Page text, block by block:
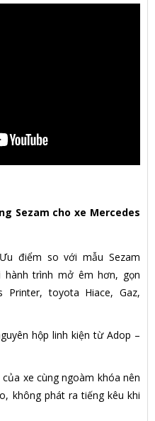
Sezam cho xe Mercedes
điểm so với mẫu Sezam
hành trình mở êm hơn, gọn
Printer, toyota Hiace, Gaz,
hộp linh kiện từ Adop –
xe cùng ngoàm khóa nên
không phát ra tiếng kêu khi